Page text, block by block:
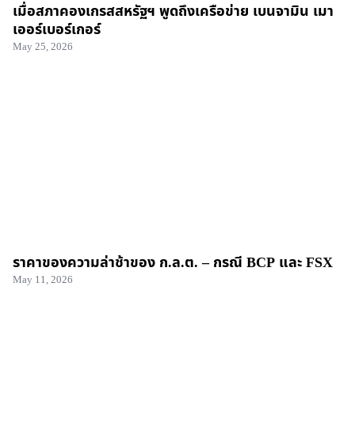
เมื่อสภาคองเกรสสหรัฐฯ พูดถึงเครือข่าย เบนจามิน เมา
เออร์เบอร์เกอร์
May 25, 2026
ราคาของความล่าช้าของ ก.ล.ต. – กรณี BCP และ FSX
May 11, 2026